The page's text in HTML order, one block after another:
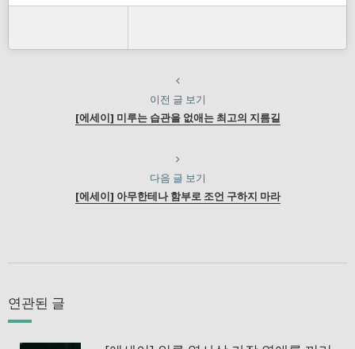
이전 글 보기
[에세이] 미루는 습관을 없애는 최고의 지름길
다음 글 보기
[에세이] 아무한테나 함부로 조언 구하지 마라
연관된 글